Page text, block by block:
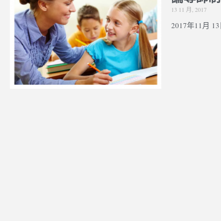
13 11 月, 2017
2017年11月